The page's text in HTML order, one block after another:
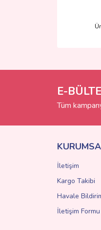
E-
Tüm
İletişim
Kargo Takibi
Havale
İletişim Formu